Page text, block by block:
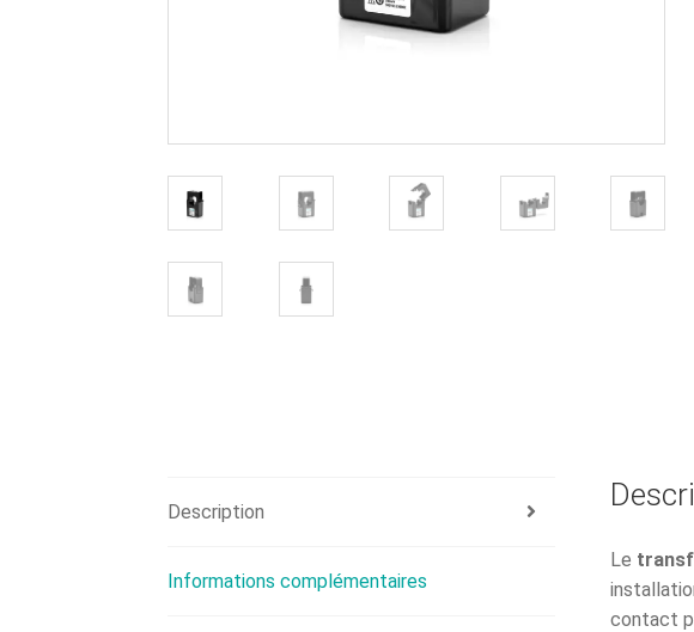
Description
Informations complémentaires
Le
contact